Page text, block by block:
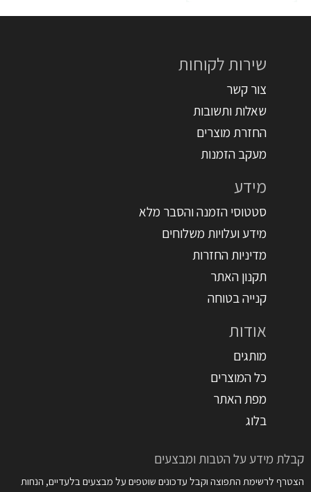
שירות לקוחות
צור קשר
שאלות ותשובות
החזרת מוצרים
מעקב הזמנות
מידע
סטטוסי הזמנה והסבר מלא
מידע ועלויות משלוחים
מדיניות החזרות
תקנון האתר
קנייה בטוחה
אודות
מותגים
כל המוצרים
מפת האתר
בלוג
קבלת מידע על הטבות ומבצעים
הצטרף לרשימת התפוצה וקבל עדכונים שוטפים על מבצעים בלעדיים, הנחות